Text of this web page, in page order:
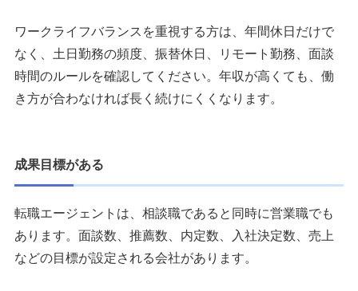
ワークライフバランスを重視する方は、年間休日だけで
なく、土日勤務の頻度、振替休日、リモート勤務、面談
時間のルールを確認してください。年収が高くても、働
き方が合わなければ長く続けにくくなります。
成果目標がある
転職エージェントは、相談職であると同時に営業職でも
あります。面談数、推薦数、内定数、入社決定数、売上
などの目標が設定される会社があります。